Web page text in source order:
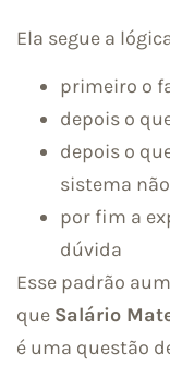
Ela segue a
primeiro o
depois o
depois o
sistema
por fim a
dúvida
Esse padrão
que Salário
é uma questão